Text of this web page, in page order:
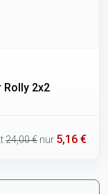
Rolly 2x2
24,00 € nur 5,16 €